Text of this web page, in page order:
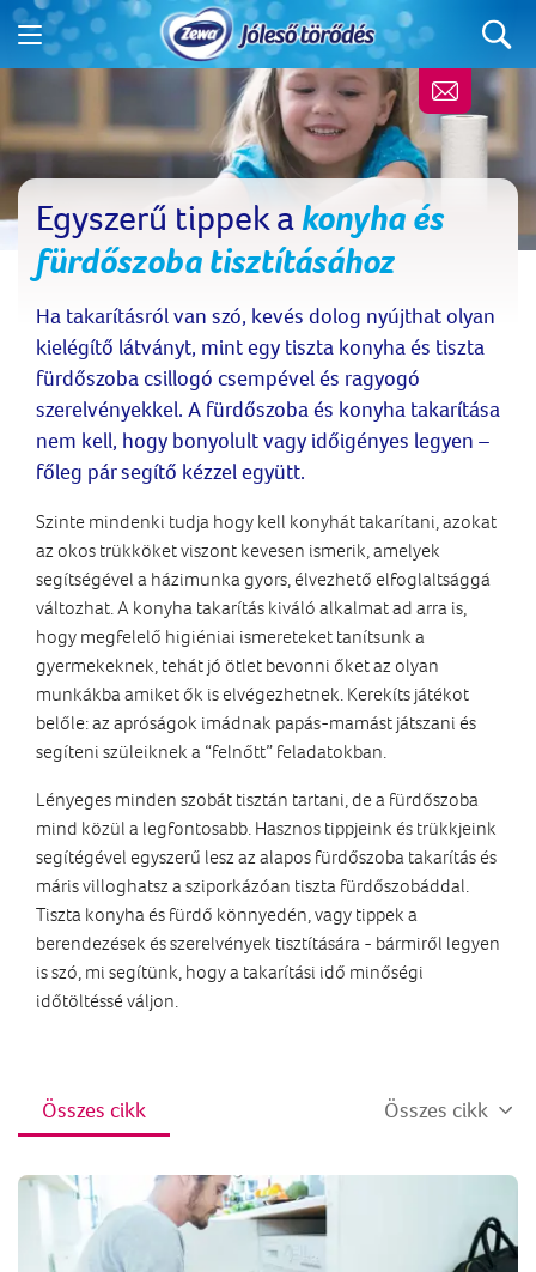
Egyszerű tippek akonyha és
fürdőszoba tisztításához
Ha takarításról van szó, kevés dolog nyújthat olyan
kielégítő látványt, mint egy tiszta konyha és tiszta
fürdőszoba csillogó csempével és ragyogó
szerelvényekkel. A fürdőszoba és konyha takarítása
nem kell, hogy bonyolult vagy időigényes legyen –
főleg pár segítő kézzel együtt.
Szinte mindenki tudja hogy kell konyhát takarítani, azokat
az okos trükköket viszont kevesen ismerik, amelyek
segítségével a házimunka gyors, élvezhető elfoglaltsággá
változhat. A konyha takarítás kiváló alkalmat ad arra is,
hogy megfelelő higiéniai ismereteket tanítsunk a
gyermekeknek, tehát jó ötlet bevonni őket az olyan
munkákba amiket ők is elvégezhetnek. Kerekíts játékot
belőle: az apróságok imádnak papás-mamást játszani és
segíteni szüleiknek a “felnőtt” feladatokban.
Lényeges minden szobát tisztán tartani, de a fürdőszoba
mind közül a legfontosabb. Hasznos tippjeink és trükkjeink
segítégével egyszerű lesz az alapos fürdőszoba takarítás és
máris villoghatsz a sziporkázóan tiszta fürdőszobáddal.
Tiszta konyha és fürdő könnyedén, vagy tippek a
berendezések és szerelvények tisztítására - bármiről legyen
is szó, mi segítünk, hogy a takarítási idő minőségi
időtöltéssé váljon.
Összes cikk Összes cikk